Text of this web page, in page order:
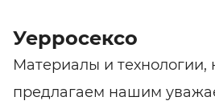
Уерросексо
Материалы и технологии,
предлагаем нашим